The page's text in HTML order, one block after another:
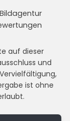
auf dieser
und
ist ohne